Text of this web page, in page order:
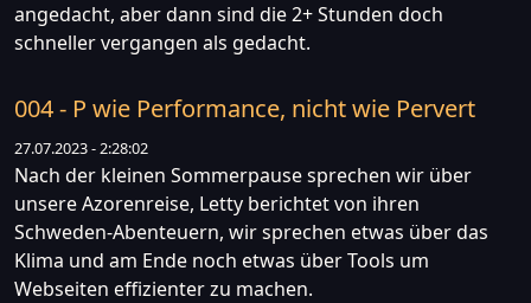
angedacht, aber dann sind die 2+ Stunden doch
schneller vergangen als gedacht.
004 - P wie Performance, nicht wie Pervert
27.07.2023 - 2:28:02
Nach der kleinen Sommerpause sprechen wir über
unsere Azorenreise, Letty berichtet von ihren
Schweden-Abenteuern, wir sprechen etwas über das
Klima und am Ende noch etwas über Tools um
Webseiten effizienter zu machen.